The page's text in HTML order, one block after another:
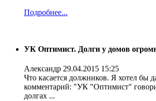
Подробнее...
УК Оптимист. Долги у домов
Александр 29.04.2015 15:25
Что касается должников. Я хотел бы
комментарий: "УК "Оптимист"
долгах ...